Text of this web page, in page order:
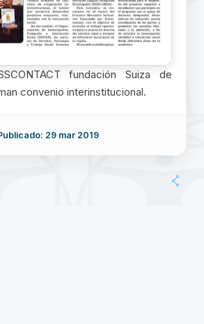
fundación Suiza de
convenio interinstitucional.
29 mar 2019